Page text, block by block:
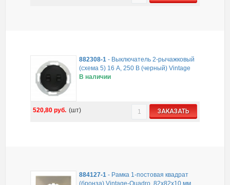
882308-1 - Выключатель 2-рычажковый
(схема 5) 16 A, 250 B (черный) Vintage
В наличии
520,80 руб. (шт) ЗАКАЗАТЬ
884127-1- Рамка 1-постовая квадрат